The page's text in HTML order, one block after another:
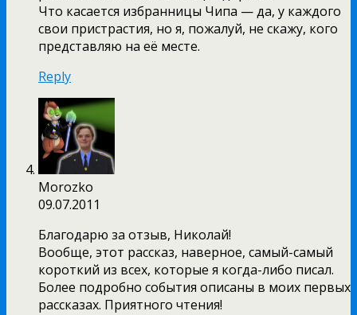
Что касается избранницы Чипа — да, у каждого
свои пристрастия, но я, пожалуй, не скажу, кого
представляю на её месте.
Reply
Morozko
09.07.2011
Благодарю за отзыв, Николай!
Вообще, этот рассказ, наверное, самый-самый
короткий из всех, которые я когда-либо писал.
Более подробно события описаны в моих первых
рассказах. Приятного чтения!